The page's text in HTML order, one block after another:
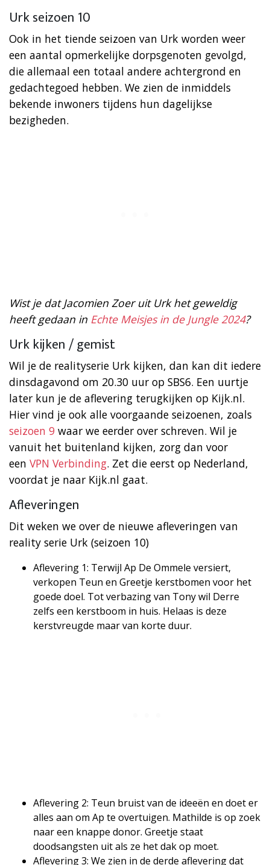
Urk seizoen 10
Ook in het tiende seizoen van Urk worden weer
een aantal opmerkelijke dorpsgenoten gevolgd,
die allemaal een totaal andere achtergrond en
gedachtegoed hebben. We zien de inmiddels
bekende inwoners tijdens hun dagelijkse
bezigheden.
Wist je dat Jacomien Zoer uit Urk het geweldig
heeft gedaan in Echte Meisjes in de Jungle 2024?
Urk kijken / gemist
Wil je de realityserie Urk kijken, dan kan dit iedere
dinsdagavond om 20.30 uur op SBS6. Een uurtje
later kun je de aflevering terugkijken op Kijk.nl.
Hier vind je ook alle voorgaande seizoenen, zoals
seizoen 9 waar we eerder over schreven. Wil je
vanuit het buitenland kijken, zorg dan voor
een VPN Verbinding. Zet die eerst op Nederland,
voordat je naar Kijk.nl gaat.
Afleveringen
Dit weken we over de nieuwe afleveringen van
reality serie Urk (seizoen 10)
Aflevering 1: Terwijl Ap De Ommele versiert,
verkopen Teun en Greetje kerstbomen voor het
goede doel. Tot verbazing van Tony wil Derre
zelfs een kerstboom in huis. Helaas is deze
kerstvreugde maar van korte duur.
Aflevering 2: Teun bruist van de ideeën en doet er
alles aan om Ap te overtuigen. Mathilde is op zoek
naar een knappe donor. Greetje staat
doodsangsten uit als ze het dak op moet.
Aflevering 3: We zien in de derde aflevering dat